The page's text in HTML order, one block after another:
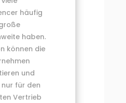
häufig
haben.
können die
und
für den
Vertrieb